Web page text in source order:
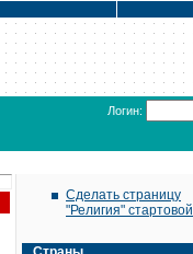
Логин:
Сделать страницу
"Религия" стартовой